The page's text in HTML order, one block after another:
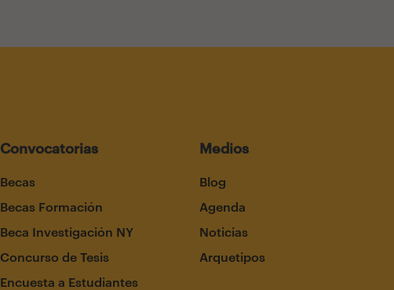
Convocatorias
Becas
Becas Formación
Beca Investigación NY
Concurso de Tesis
Encuesta a Estudiantes
Medios
Blog
Agenda
Noticias
Arquetipos